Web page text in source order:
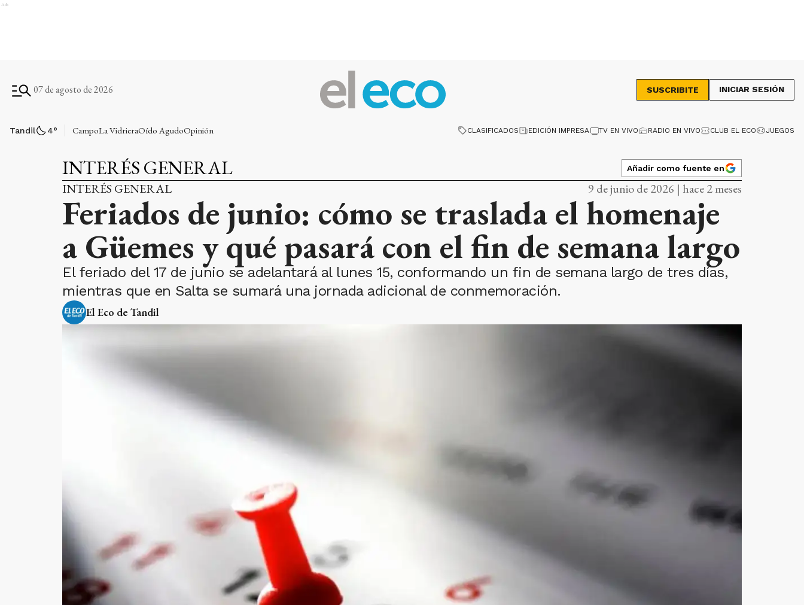
Ads
07 de agosto de 2026 SUSCRIBITE INICIAR SESIÓN
Tandil 4° CampoLa VidrieraOído AgudoOpinión CLASIFICADOS EDICIÓN IMPRESA TV EN VIVO RADIO EN VIVO CLUB EL ECO JUEGOS
INTERÉS GENERAL Añadir como fuente en
INTERÉS GENERAL 9 de junio de 2026 | hace 2 meses
Feriados de junio: cómo se traslada el homenaje
a Güemes y qué pasará con el fin de semana largo
El feriado del 17 de junio se adelantará al lunes 15, conformando un fin de semana largo de tres días,
mientras que en Salta se sumará una jornada adicional de conmemoración.
El Eco de Tandil